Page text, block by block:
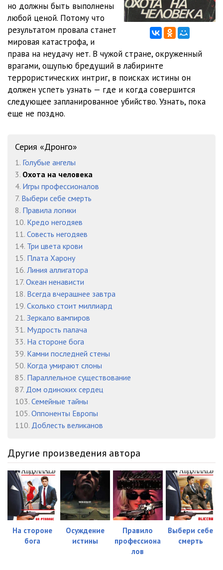
12 05:01
05:07
14
15
16
17 05:00
19
20
21
22
23
24
25
26
27
28
29
30
31
32
33
35 05:01
36 05:03
05:02
38 05:01
05:01
но должны быть выполнены
любой ценой. Потому что
результатом провала станет
мировая катастрофа, и
права на неудачу нет. В чужой стране, окруженный
врагами, ощупью бредущий в лабиринте
террористических интриг, в поисках истины он
должен успеть узнать — где и когда совершится
следующее запланированное убийство. Узнать, пока
еще не поздно.
Серия «Дронго»
1. Голубые ангелы
3. Охота на человека
4. Игры профессионалов
7. Выбери себе смерть
8. Правила логики
10. Кредо негодяев
11. Совесть негодяев
14. Три цвета крови
15. Плата Харону
16. Линия аллигатора
17. Океан ненависти
18. Всегда вчерашнее завтра
19. Сколько стоит миллиард
21. Зеркало вампиров
31. Мудрость палача
33. На стороне бога
39. Камни последней стены
50. Когда умирают слоны
85. Параллельное существование
87. Дом одиноких сердец
103. Семейные тайны
105. Оппоненты Европы
110. Доблесть великанов
Другие произведения автора
На стороне
бога
Осуждение
истины
Правило
профессиона
лов
Выбери себе
смерть